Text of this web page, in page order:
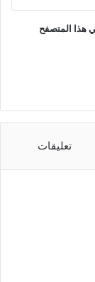
هذا المتصفح
تعليقات